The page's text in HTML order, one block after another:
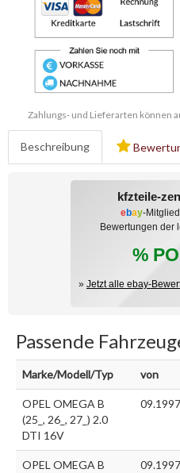
Zahlungs- und Lieferarten können
Beschreibung
kfzteile-
ebay-
Bewertungen der
%
» Jetzt alle ebay-
Passende
Marke/Modell/Typ von
OPEL OMEGA B
(25_, 26_, 27_) 2.0
DTI 16V
09.1997
OPEL OMEGA B
09.1997